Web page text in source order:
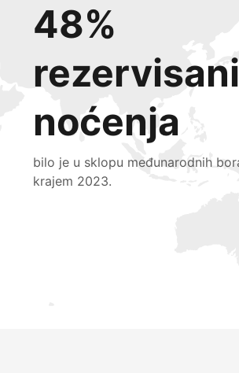
48%
noćenja
bilo je u sklopu međunarodnih
krajem 2023.